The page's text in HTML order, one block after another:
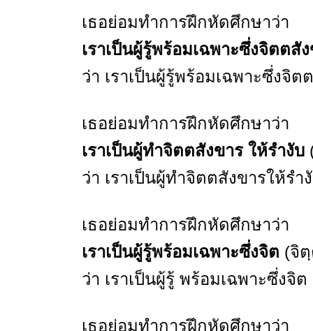
เธอย่อมทำการฝึกหัดศึกษาว่า
เราเป็นผู้รู้พร้อมเฉพาะซึ่งจิตตสั
ว่า เราเป็นผู้รู้พร้อมเฉพาะซึ่งจิ
เธอย่อมทำการฝึกหัดศึกษาว่า
เราเป็นผู้ทำจิตตสังขาร ให้รำงับ
ว่า เราเป็นผู้ทำจิตตสังขารให้รำ
เธอย่อมทำการฝึกหัดศึกษาว่า
เราเป็นผู้รู้พร้อมเฉพาะซึ่งจิต (จิ
ว่า เราเป็นผู้รู้ พร้อมเฉพาะซึ่งจิ
เธอย่อมทำการฝึกหัดศึกษาว่า